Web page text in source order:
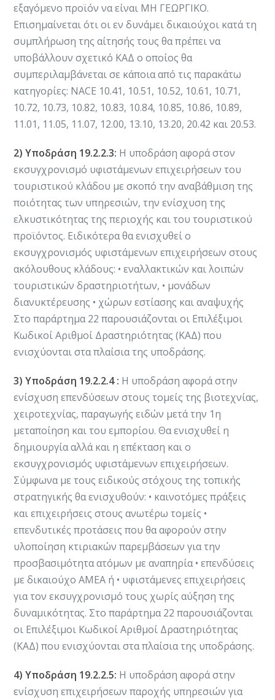
εξαγόμενο προϊόν να είναι ΜΗ ΓΕΩΡΓΙΚΟ.
Επισημαίνεται ότι οι εν δυνάμει δικαιούχοι κατά τη
συμπλήρωση της αίτησής τους θα πρέπει να
υποβάλλουν σχετικό ΚΑΔ ο οποίος θα
συμπεριλαμβάνεται σε κάποια από τις παρακάτω
κατηγορίες: NACE 10.41, 10.51, 10.52, 10.61, 10.71,
10.72, 10.73, 10.82, 10.83, 10.84, 10.85, 10.86, 10.89,
11.01, 11.05, 11.07, 12.00, 13.10, 13.20, 20.42 και 20.53.
2) Υποδράση 19.2.2.3: Η υποδράση αφορά στον
εκσυγχρονισμό υφιστάμενων επιχειρήσεων του
τουριστικού κλάδου με σκοπό την αναβάθμιση της
ποιότητας των υπηρεσιών, την ενίσχυση της
ελκυστικότητας της περιοχής και του τουριστικού
προϊόντος. Ειδικότερα θα ενισχυθεί ο
εκσυγχρονισμός υφιστάμενων επιχειρήσεων στους
ακόλουθους κλάδους: • εναλλακτικών και λοιπών
τουριστικών δραστηριοτήτων, • μονάδων
διανυκτέρευσης • χώρων εστίασης και αναψυχής
Στο παράρτημα 22 παρουσιάζονται οι Επιλέξιμοι
Κωδικοί Αριθμοί Δραστηριότητας (ΚΑΔ) που
ενισχύονται στα πλαίσια της υποδράσης.
3) Υποδράση 19.2.2.4 : Η υποδράση αφορά στην
ενίσχυση επενδύσεων στους τομείς της βιοτεχνίας,
χειροτεχνίας, παραγωγής ειδών μετά την 1η
μεταποίηση και του εμπορίου. Θα ενισχυθεί η
δημιουργία αλλά και η επέκταση και ο
εκσυγχρονισμός υφιστάμενων επιχειρήσεων.
Σύμφωνα με τους ειδικούς στόχους της τοπικής
στρατηγικής θα ενισχυθούν: • καινοτόμες πράξεις
και επιχειρήσεις στους ανωτέρω τομείς •
επενδυτικές προτάσεις που θα αφορούν στην
υλοποίηση κτιριακών παρεμβάσεων για την
προσβασιμότητα ατόμων με αναπηρία • επενδύσεις
με δικαιούχο ΑΜΕΑ ή • υφιστάμενες επιχειρήσεις
για τον εκσυγχρονισμό τους χωρίς αύξηση της
δυναμικότητας. Στο παράρτημα 22 παρουσιάζονται
οι Επιλέξιμοι Κωδικοί Αριθμοί Δραστηριότητας
(ΚΑΔ) που ενισχύονται στα πλαίσια της υποδράσης.
4) Υποδράση 19.2.2.5: Η υποδράση αφορά στην
ενίσχυση επιχειρήσεων παροχής υπηρεσιών για